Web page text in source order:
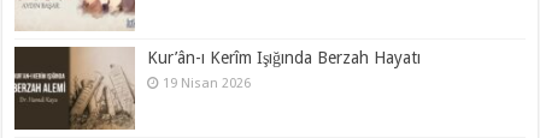
Kur’ân-ı Kerîm Işığında Berzah Hayatı
19 Nisan 2026